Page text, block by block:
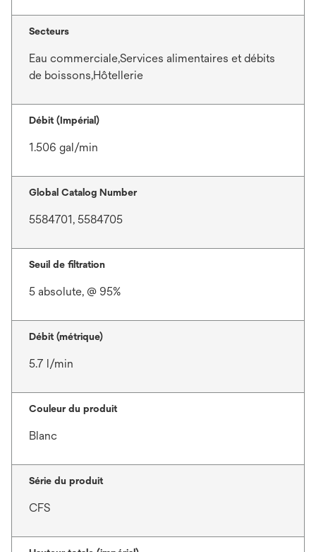
Secteurs
Eau commerciale,Services alimentaires et débits
de boissons,Hôtellerie
Débit (Impérial)
1.506 gal/min
Global Catalog Number
5584701, 5584705
Seuil de filtration
5 absolute, @ 95%
Débit (métrique)
5.7 l/min
Couleur du produit
Blanc
Série du produit
CFS